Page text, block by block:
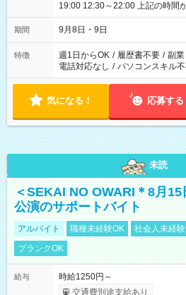
19:00 12:30～22:00 上記の時間から好きな時間を選べます！ ※
時間は変更となる可能性があり
期間 9月8日・9日
特徴 週1日からOK / 履歴書不要 / 副
電話対応なし / パソコンスキル
気になる！ 応募する
未読
＜SEKAI NO OWARI＊8月
公演のサポートバイト
アルバイト 職種未経験OK 社会人未経
ブランクOK
給与
時給1250円～
交通費別途支給あり